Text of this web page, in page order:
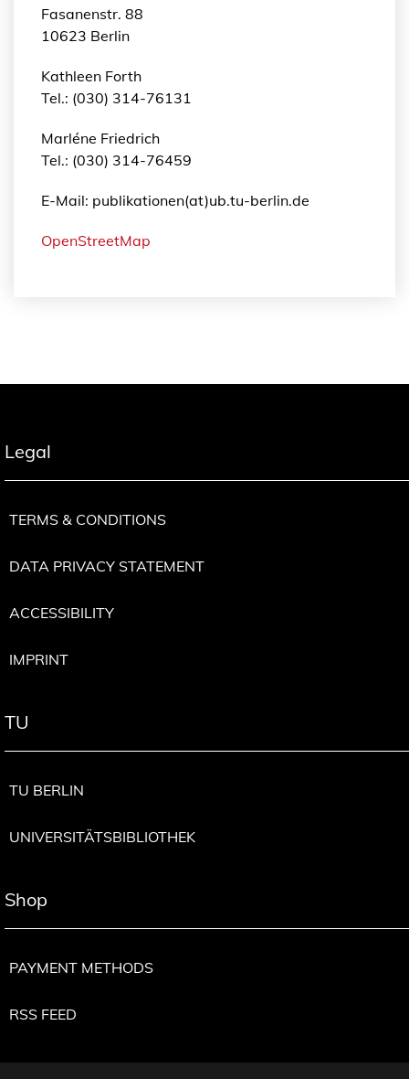
Fasanenstr. 88
10623 Berlin
Kathleen Forth
Tel.: (030) 314-76131
Marléne Friedrich
Tel.: (030) 314-76459
E-Mail: publikationen(at)ub.tu-berlin.de
OpenStreetMap
Legal
TERMS & CONDITIONS
DATA PRIVACY STATEMENT
ACCESSIBILITY
IMPRINT
TU
TU BERLIN
UNIVERSITÄTSBIBLIOTHEK
Shop
PAYMENT METHODS
RSS FEED